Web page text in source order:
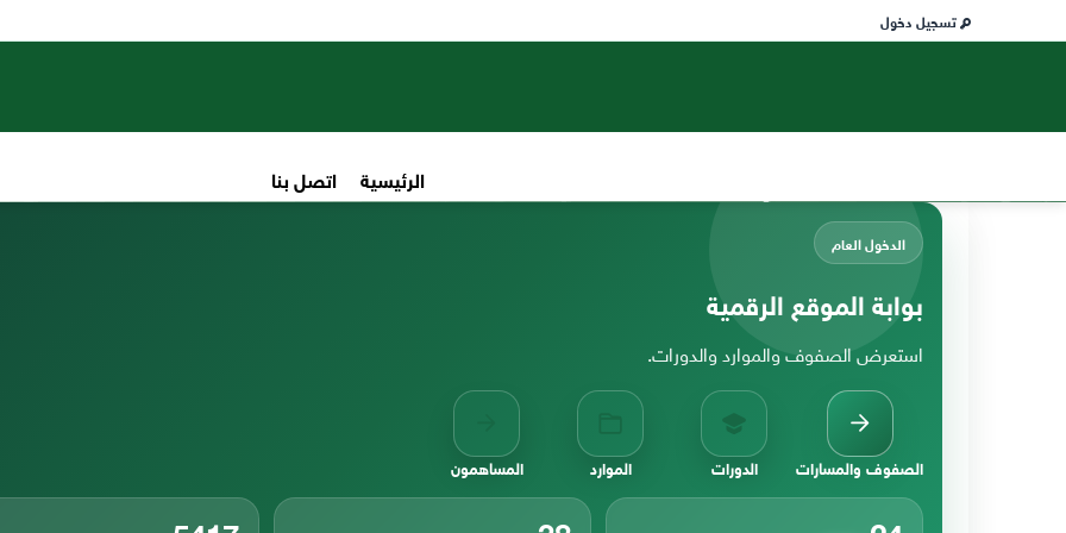
تسجيل دخول
الرئيسية اتصل بنا
الدخول العام
بوابة الموقع الرقمية
استعرض الصفوف والموارد والدورات.
الصفوف والمسارات الدورات الموارد المساهمون